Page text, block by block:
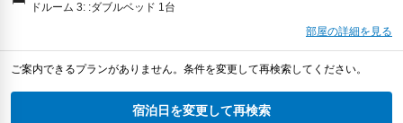
ドルーム 3: :ダブルベッド 1台
部屋の詳細を見る
ご案内できるプランがありません。条件を変更して再検索してください。
宿泊日を変更して再検索